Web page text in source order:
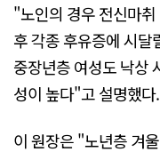
"노인의 경우 전신마
후 각종 후유증에 시
중장년층 여성도 낙상
성이 높다"고 설명했다.
이 원장은 "노년층 겨